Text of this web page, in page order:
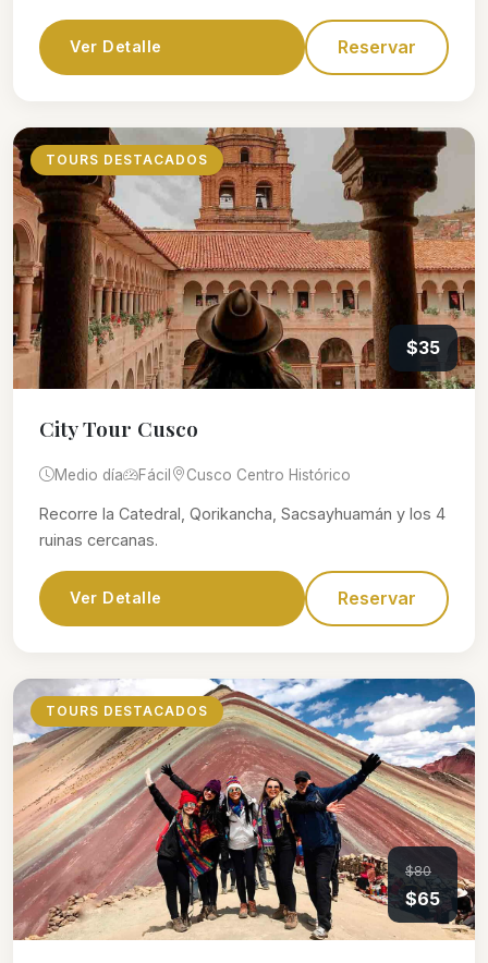
Ver Detalle Reservar
TOURS DESTACADOS
$35
City Tour Cusco
Medio día Fácil Cusco Centro Histórico
Recorre la Catedral, Qorikancha, Sacsayhuamán y los 4
ruinas cercanas.
Ver Detalle Reservar
TOURS DESTACADOS
$80
$65